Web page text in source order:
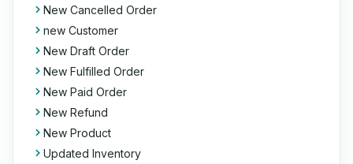
New Cancelled Order
new Customer
New Draft Order
New Fulfilled Order
New Paid Order
New Refund
New Product
Updated Inventory